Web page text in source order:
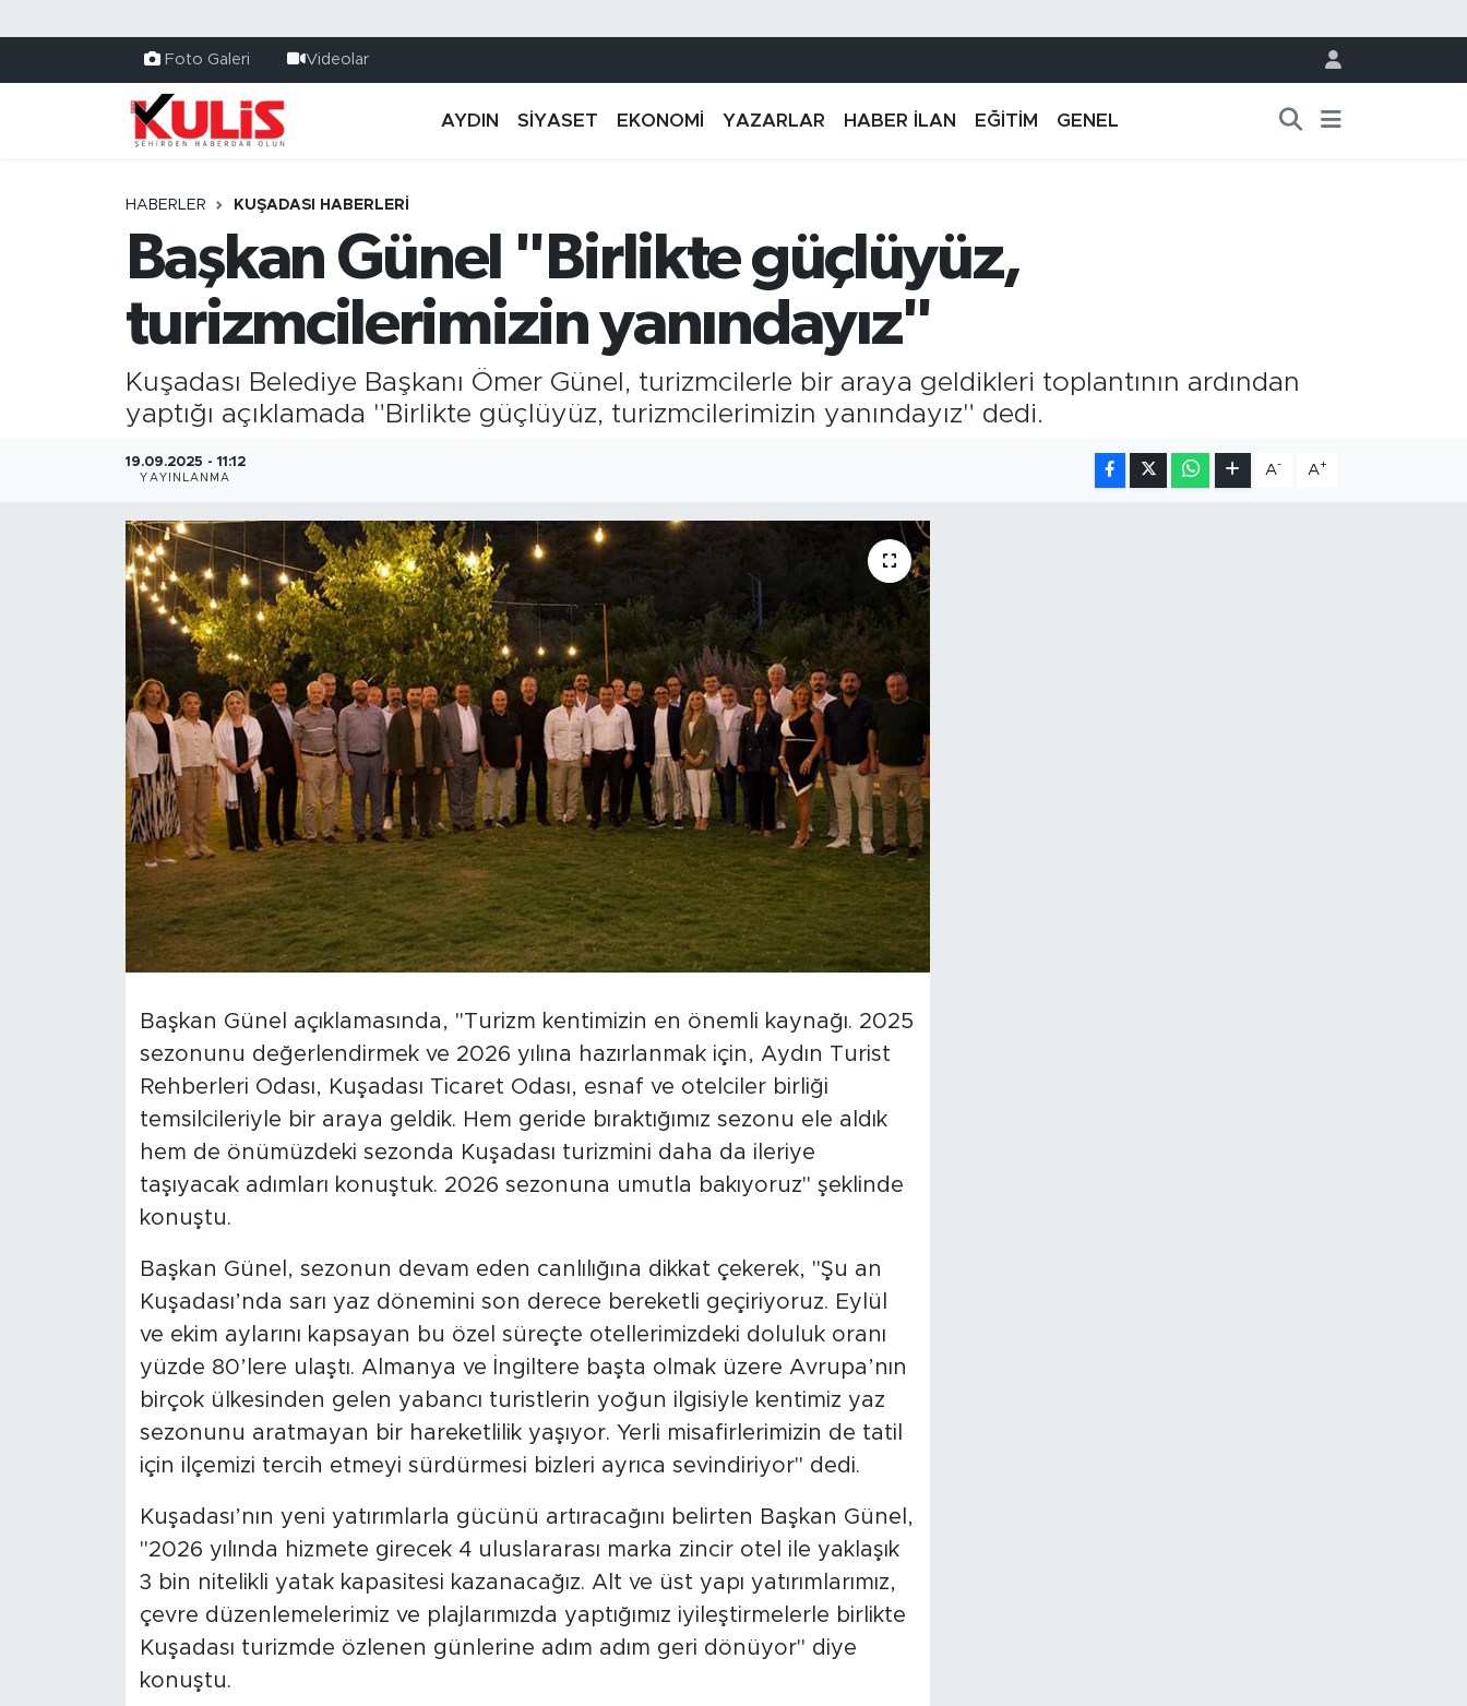
Foto Galeri Videolar
AYDIN SİYASET EKONOMİ YAZARLAR HABER İLAN EĞİTİM GENEL
HABERLER KUŞADASI HABERLERI
Başkan Günel "Birlikte güçlüyüz,
turizmcilerimizin yanındayız"
Kuşadası Belediye Başkanı Ömer Günel, turizmcilerle bir araya geldikleri toplantının ardından
yaptığı açıklamada "Birlikte güçlüyüz, turizmcilerimizin yanındayız" dedi.
19.09.2025 - 11:12
YAYINLANMA
A- A+
Başkan Günel açıklamasında, "Turizm kentimizin en önemli kaynağı. 2025
sezonunu değerlendirmek ve 2026 yılına hazırlanmak için, Aydın Turist
Rehberleri Odası, Kuşadası Ticaret Odası, esnaf ve otelciler birliği
temsilcileriyle bir araya geldik. Hem geride bıraktığımız sezonu ele aldık
hem de önümüzdeki sezonda Kuşadası turizmini daha da ileriye
taşıyacak adımları konuştuk. 2026 sezonuna umutla bakıyoruz" şeklinde
konuştu.
Başkan Günel, sezonun devam eden canlılığına dikkat çekerek, "Şu an
Kuşadası’nda sarı yaz dönemini son derece bereketli geçiriyoruz. Eylül
ve ekim aylarını kapsayan bu özel süreçte otellerimizdeki doluluk oranı
yüzde 80’lere ulaştı. Almanya ve İngiltere başta olmak üzere Avrupa’nın
birçok ülkesinden gelen yabancı turistlerin yoğun ilgisiyle kentimiz yaz
sezonunu aratmayan bir hareketlilik yaşıyor. Yerli misafirlerimizin de tatil
için ilçemizi tercih etmeyi sürdürmesi bizleri ayrıca sevindiriyor" dedi.
Kuşadası’nın yeni yatırımlarla gücünü artıracağını belirten Başkan Günel,
"2026 yılında hizmete girecek 4 uluslararası marka zincir otel ile yaklaşık
3 bin nitelikli yatak kapasitesi kazanacağız. Alt ve üst yapı yatırımlarımız,
çevre düzenlemelerimiz ve plajlarımızda yaptığımız iyileştirmelerle birlikte
Kuşadası turizmde özlenen günlerine adım adım geri dönüyor" diye
konuştu.